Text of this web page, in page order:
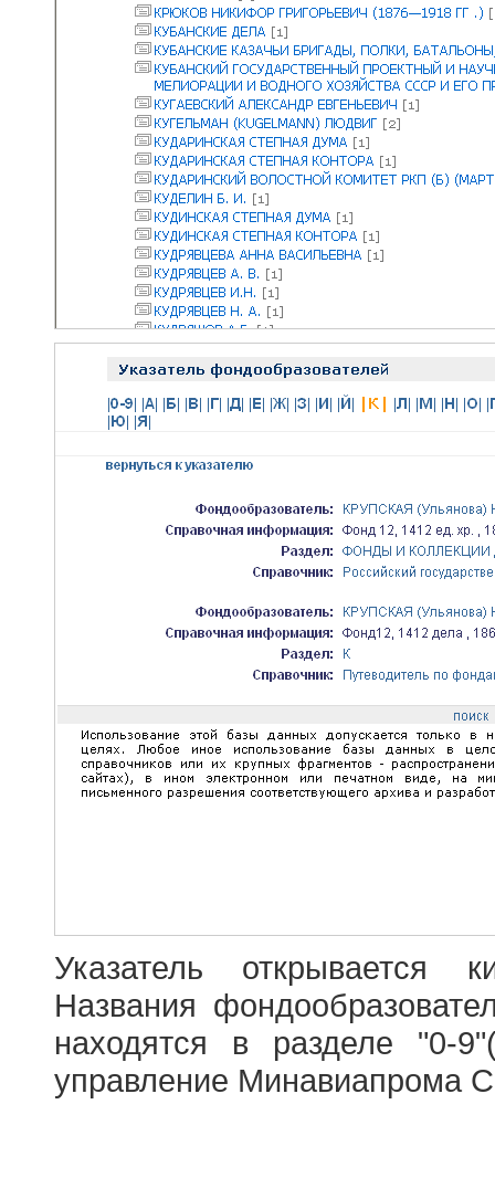
Указатель открывается
Названия
находятся в разделе "0-
управление Минавиапрома